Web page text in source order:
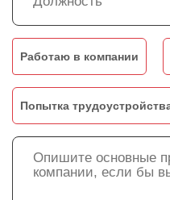
Работаю в компании
Попытка